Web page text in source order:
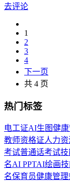
去评论
1
2
3
4
下一页
共 4 页
热门标签
电工证AI生图健
教师资格证人力
考试普通话考试技
名AI PPTAI绘画
名保育员健康管理